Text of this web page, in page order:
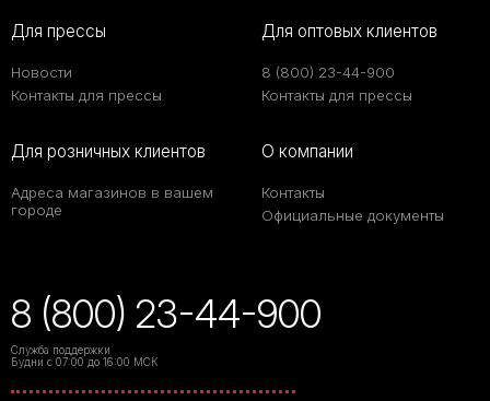
Для прессы
Новости
Контакты для прессы
Для оптовых клиентов
8 (800) 23-44-900
Контакты для прессы
Для розничных клиентов
Адреса магазинов в вашем
городе
О компании
Контакты
Официальные документы
8 (800) 23-44-900
Служба поддержки
Будни с 07:00 до 16:00 МСК